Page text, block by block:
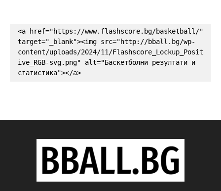
<a href="https://www.flashscore.bg/basketball/"
target="_blank"><img src="http://bball.bg/wp-
content/uploads/2024/11/Flashscore_Lockup_Posit
ive_RGB-svg.png" alt="Баскетболни резултати и
статистика"></a>